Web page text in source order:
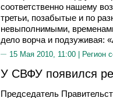
соответственно нашему
третьи, позабытые и по
невыполнимыми,
дело ворча и подзуживая:
15 Мая 2010, 11:00 | Регион
У СВФУ появился
Председатель